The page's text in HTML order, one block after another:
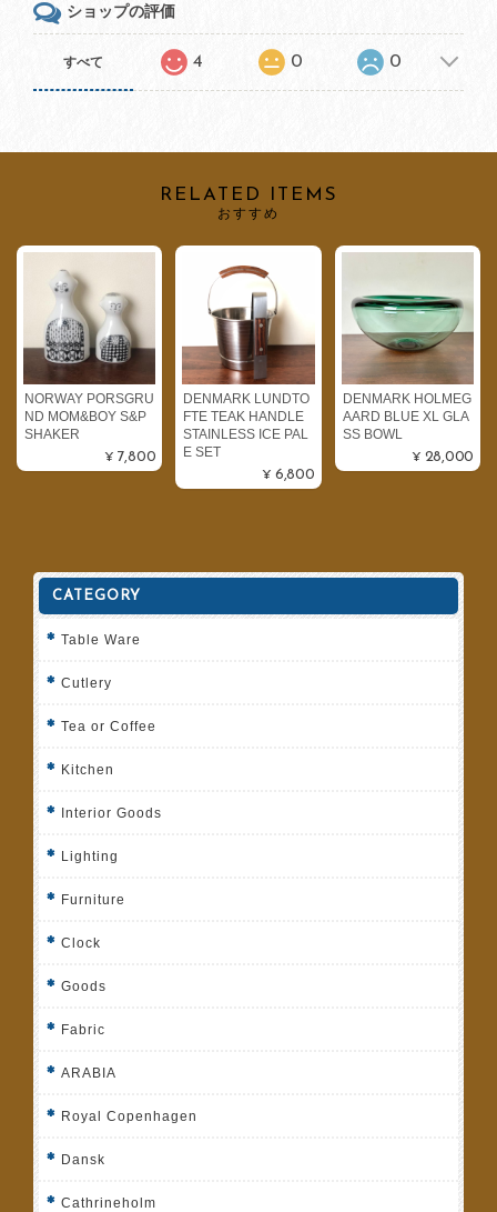
ショップの評価
すべて 4 0 0
RELATED ITEMS
おすすめ
NORWAY PORSGRU
ND MOM&BOY S&P
SHAKER
¥7,800
DENMARK LUNDTO
FTE TEAK HANDLE
STAINLESS ICE PAL
E SET
¥6,800
DENMARK HOLMEG
AARD BLUE XL GLA
SS BOWL
¥28,000
CATEGORY
Table Ware
Cutlery
Tea or Coffee
Kitchen
Interior Goods
Lighting
Furniture
Clock
Goods
Fabric
ARABIA
Royal Copenhagen
Dansk
Cathrineholm